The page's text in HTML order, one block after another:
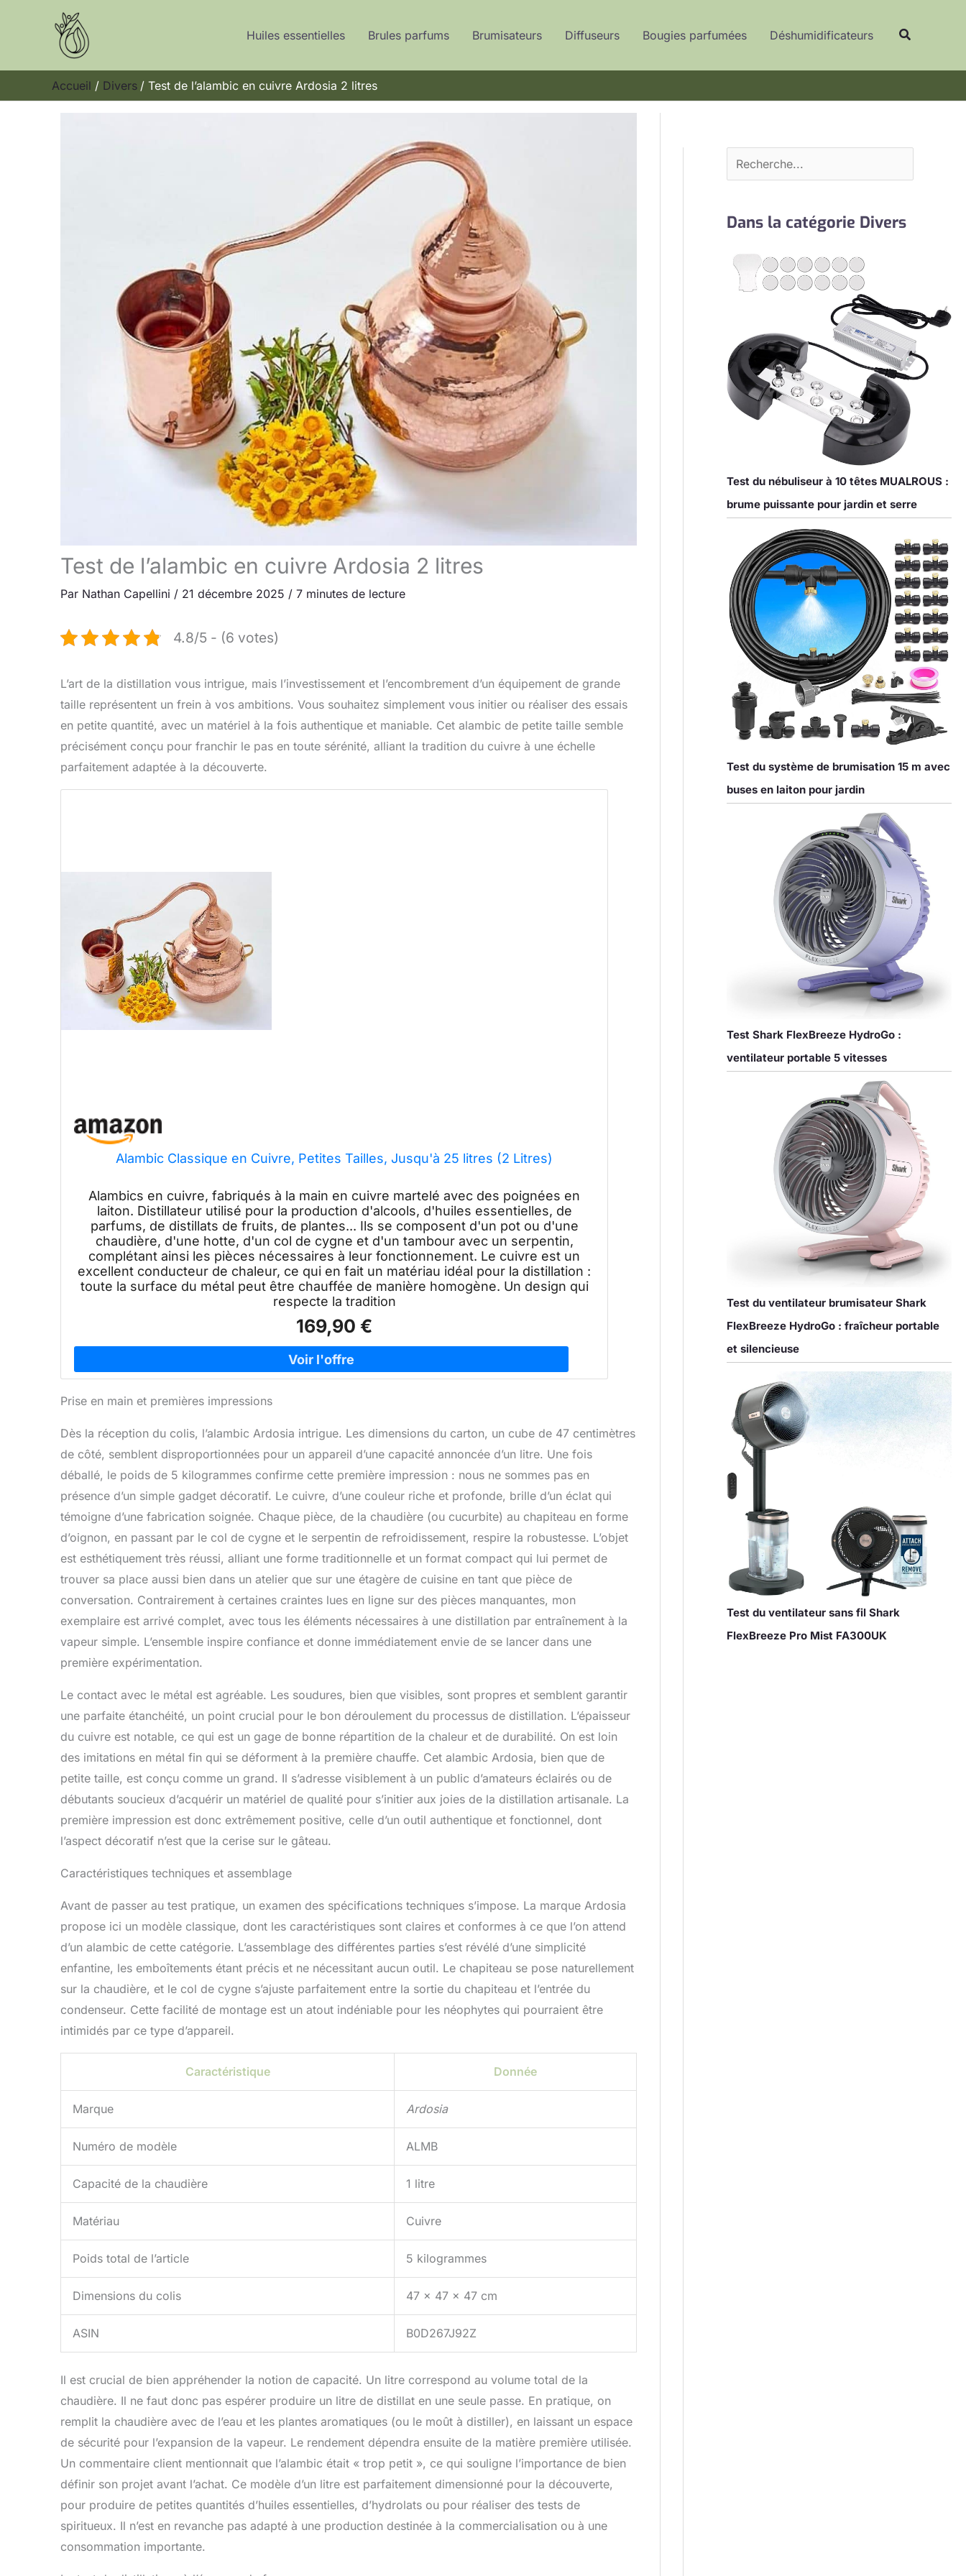
Huiles essentielles Brules parfums Brumisateurs Diffuseurs Bougies parfumées Déshumidificateurs
Accueil Divers Test de l’alambic en cuivre Ardosia 2 litres
Test de l’alambic en cuivre Ardosia 2 litres
Par Nathan Capellini / 21 décembre 2025 / 7 minutes de lecture
4.8/5 - (6 votes)
L’art de la distillation vous intrigue, mais l’investissement et l’encombrement d’un équipement de grande
taille représentent un frein à vos ambitions. Vous souhaitez simplement vous initier ou réaliser des essais
en petite quantité, avec un matériel à la fois authentique et maniable. Cet alambic de petite taille semble
précisément conçu pour franchir le pas en toute sérénité, alliant la tradition du cuivre à une échelle
parfaitement adaptée à la découverte.
Alambic Classique en Cuivre, Petites Tailles, Jusqu'à 25 litres (2 Litres)
Alambics en cuivre, fabriqués à la main en cuivre martelé avec des poignées en
laiton. Distillateur utilisé pour la production d'alcools, d'huiles essentielles, de
parfums, de distillats de fruits, de plantes... Ils se composent d'un pot ou d'une
chaudière, d'une hotte, d'un col de cygne et d'un tambour avec un serpentin,
complétant ainsi les pièces nécessaires à leur fonctionnement. Le cuivre est un
excellent conducteur de chaleur, ce qui en fait un matériau idéal pour la distillation :
toute la surface du métal peut être chauffée de manière homogène. Un design qui
respecte la tradition
169,90 €
Prise en main et premières impressions
Dès la réception du colis, l’alambic Ardosia intrigue. Les dimensions du carton, un cube de 47 centimètres
de côté, semblent disproportionnées pour un appareil d’une capacité annoncée d’un litre. Une fois
déballé, le poids de 5 kilogrammes confirme cette première impression : nous ne sommes pas en
présence d’un simple gadget décoratif. Le cuivre, d’une couleur riche et profonde, brille d’un éclat qui
témoigne d’une fabrication soignée. Chaque pièce, de la chaudière (ou cucurbite) au chapiteau en forme
d’oignon, en passant par le col de cygne et le serpentin de refroidissement, respire la robustesse. L’objet
est esthétiquement très réussi, alliant une forme traditionnelle et un format compact qui lui permet de
trouver sa place aussi bien dans un atelier que sur une étagère de cuisine en tant que pièce de
conversation. Contrairement à certaines craintes lues en ligne sur des pièces manquantes, mon
exemplaire est arrivé complet, avec tous les éléments nécessaires à une distillation par entraînement à la
vapeur simple. L’ensemble inspire confiance et donne immédiatement envie de se lancer dans une
première expérimentation.
Le contact avec le métal est agréable. Les soudures, bien que visibles, sont propres et semblent garantir
une parfaite étanchéité, un point crucial pour le bon déroulement du processus de distillation. L’épaisseur
du cuivre est notable, ce qui est un gage de bonne répartition de la chaleur et de durabilité. On est loin
des imitations en métal fin qui se déforment à la première chauffe. Cet alambic Ardosia, bien que de
petite taille, est conçu comme un grand. Il s’adresse visiblement à un public d’amateurs éclairés ou de
débutants soucieux d’acquérir un matériel de qualité pour s’initier aux joies de la distillation artisanale. La
première impression est donc extrêmement positive, celle d’un outil authentique et fonctionnel, dont
l’aspect décoratif n’est que la cerise sur le gâteau.
Caractéristiques techniques et assemblage
Avant de passer au test pratique, un examen des spécifications techniques s’impose. La marque Ardosia
propose ici un modèle classique, dont les caractéristiques sont claires et conformes à ce que l’on attend
d’un alambic de cette catégorie. L’assemblage des différentes parties s’est révélé d’une simplicité
enfantine, les emboîtements étant précis et ne nécessitant aucun outil. Le chapiteau se pose naturellement
sur la chaudière, et le col de cygne s’ajuste parfaitement entre la sortie du chapiteau et l’entrée du
condenseur. Cette facilité de montage est un atout indéniable pour les néophytes qui pourraient être
intimidés par ce type d’appareil.
Caractéristique Donnée
Marque Ardosia
Numéro de modèle ALMB
Capacité de la chaudière 1 litre
Matériau Cuivre
Poids total de l’article 5 kilogrammes
Dimensions du colis 47 x 47 x 47 cm
ASIN B0D267J92Z
Il est crucial de bien appréhender la notion de capacité. Un litre correspond au volume total de la
chaudière. Il ne faut donc pas espérer produire un litre de distillat en une seule passe. En pratique, on
remplit la chaudière avec de l’eau et les plantes aromatiques (ou le moût à distiller), en laissant un espace
de sécurité pour l’expansion de la vapeur. Le rendement dépendra ensuite de la matière première utilisée.
Un commentaire client mentionnait que l’alambic était « trop petit », ce qui souligne l’importance de bien
définir son projet avant l’achat. Ce modèle d’un litre est parfaitement dimensionné pour la découverte,
pour produire de petites quantités d’huiles essentielles, d’hydrolats ou pour réaliser des tests de
spiritueux. Il n’est en revanche pas adapté à une production destinée à la commercialisation ou à une
consommation importante.
e
e
c
r
Dans la catégorie Divers
Test du nébuliseur à 10 têtes MUALROUS :
brume puissante pour jardin et serre
Test du système de brumisation 15 m avec
buses en laiton pour jardin
Test Shark FlexBreeze HydroGo :
ventilateur portable 5 vitesses
Test du ventilateur brumisateur Shark
FlexBreeze HydroGo : fraîcheur portable
et silencieuse
Test du ventilateur sans fil Shark
FlexBreeze Pro Mist FA300UK